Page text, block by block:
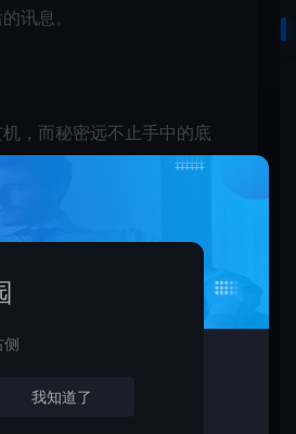
讯息。
，而秘密远不止手中的底
myceliumforest, UniOwl,
侧
我知道了